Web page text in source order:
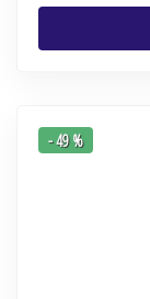
- 49 %